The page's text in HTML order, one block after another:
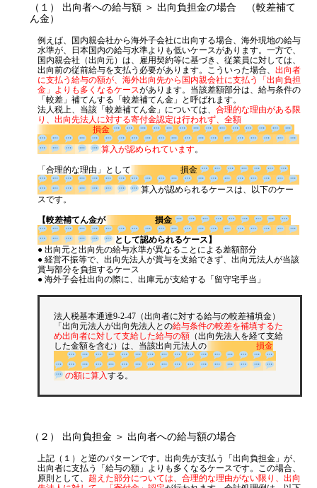
（１） 出向者への給与額 ＞ 出向負担金の場合 （較差補て
ん金）
例えば、国内親会社から海外子会社に出向する場合、海外現地の給与
水準が、日本国内の給与水準よりも低いケースがあります。一方で、
国内親会社（出向元）は、雇用契約等に基づき、従業員に対しては、
出向前の従前給与を支払う必要があります。こういった場合、 出向者
に支払う給与の額が、海外出向先から国内親会社に支払う「出向負担
金」よりも多くなるケースがあります。当該差額部分は、給与条件の
「較差」補てんする「較差補てん金」と呼ばれます。
法人税上、当該「較差補てん金」については、 合理的な理由がある限
り、出向先法人に対する寄付金認定は行われず、全額
損金
算入が認められています。
「合理的な理由」として
損金
算入が認められるケースは、以下のケー
スです。
【較差補てん金が
損金
として認められるケース】
● 出向元と出向先の給与水準が異なることによる差額部分
● 経営不振等で、出向先法人が賞与を支給できず、出向元法人が当該
賞与部分を負担するケース
● 海外子会社出向の際に、出庫元が支給する「留守宅手当」
法人税基本通達9-2-47（出向者に対する給与の較差補填金）
「出向元法人が出向先法人との給与条件の較差を補填するた
め出向者に対して支給した給与の額 （出向先法人を経て支給
した金額を含む）は、当該出向元法人の
損金
の額に算入する。
（２） 出向負担金 ＞ 出向者への給与額の場合
上記（１）と逆のパターンです。出向先が支払う「出向負担金」が、
出向者に支払う「給与の額」よりも多くなるケースです。この場合、
原則として、 超えた部分については、合理的な理由がない限り、出向